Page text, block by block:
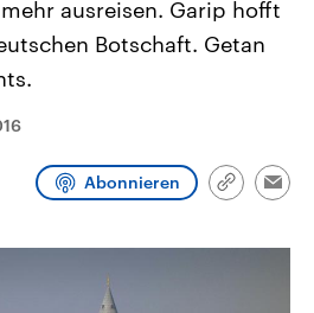
6.
aus
Berichte
Hintergründe
Wirtschaftlich und
gehören die Vereinigten
ausreisen. Garip hofft
Botschaft. Getan
Abonnieren
Link